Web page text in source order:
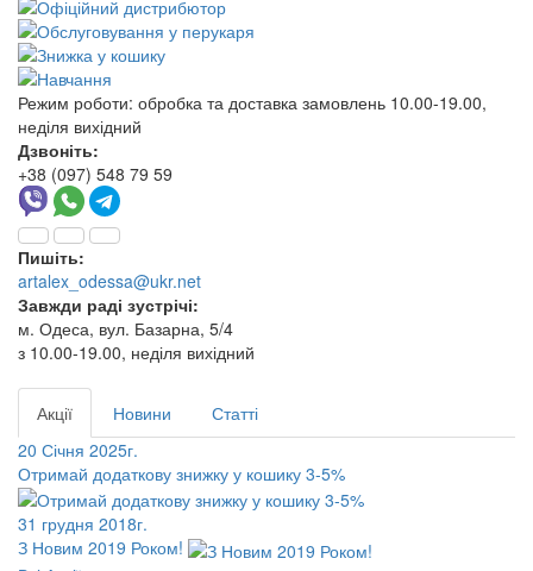
Режим роботи: обробка та доставка замовлень 10.00-19.00,
неділя вихідний
Дзвоніть:
+38 (097) 548 79 59
Пишіть:
artalex_odessa@ukr.net
Завжди раді зустрічі:
м. Одеса, вул. Базарна, 5/4
з 10.00-19.00, неділя вихідний
Акції Новини
Статті
20 Січня 2025г.
Отримай додаткову знижку у кошику 3-5%
31 грудня 2018г.
З Новим 2019 Роком!